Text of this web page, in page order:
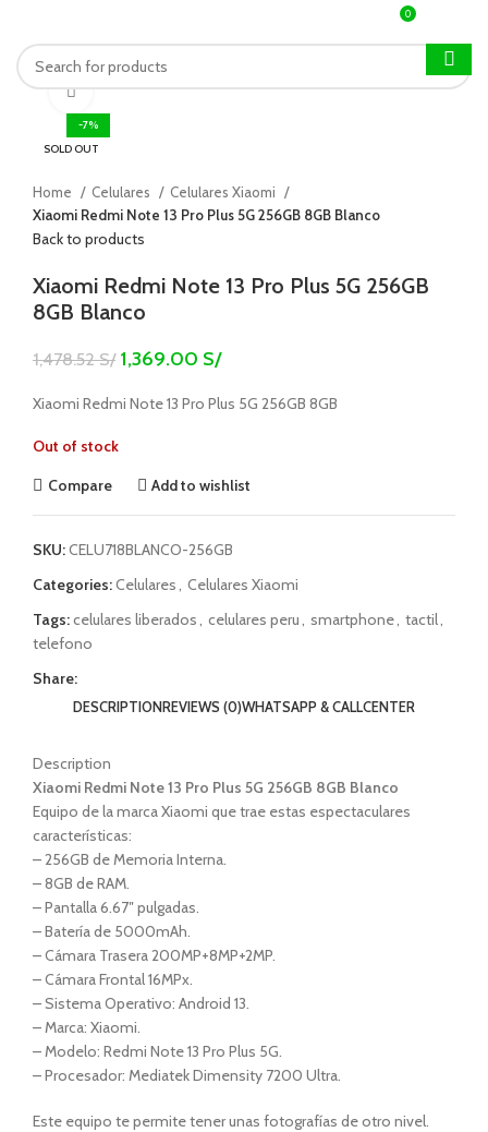
0
-7%
SOLD OUT
Click to enlarge
Home Celulares
Celulares Xiaomi
Xiaomi Redmi Note 13 Pro Plus 5G 256GB 8GB Blanco
Back to products
Xiaomi Redmi Note 13 Pro Plus 5G 256GB
8GB Blanco
1,478.52S/ 1,369.00 S/
Xiaomi Redmi Note 13 Pro Plus 5G 256GB 8GB
Out of stock
Compare
Add to wishlist
SKU:CELU718BLANCO-256GB
Categories:Celulares, Celulares Xiaomi
Tags:celulares liberados, celulares peru, smartphone, tactil,
telefono
Share:
DESCRIPTIONREVIEWS (0)WHATSAPP & CALLCENTER
Description
Xiaomi Redmi Note 13 Pro Plus 5G 256GB 8GB Blanco
Equipo de la marca Xiaomi que trae estas espectaculares
características:
– 256GB de Memoria Interna.
– 8GB de RAM.
– Pantalla 6.67″ pulgadas.
– Batería de 5000mAh.
– Cámara Trasera 200MP+8MP+2MP.
– Cámara Frontal 16MPx.
– Sistema Operativo: Android 13.
– Marca: Xiaomi.
– Modelo: Redmi Note 13 Pro Plus 5G.
– Procesador: Mediatek Dimensity 7200 Ultra.
Este equipo te permite tener unas fotografías de otro nivel.